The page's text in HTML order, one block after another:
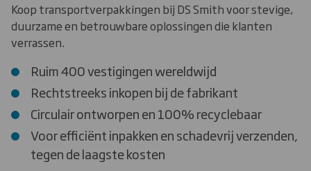
Koop transportverpakkingen bij DS Smith voor stevige,
duurzame en betrouwbare oplossingen die klanten
verrassen.
Ruim 400 vestigingen wereldwijd
Rechtstreeks inkopen bij de fabrikant
Circulair ontworpen en 100% recyclebaar
Voor efficiënt inpakken en schadevrij verzenden,
tegen de laagste kosten